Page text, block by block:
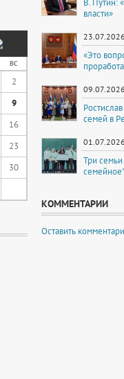
ВС
2
9
16
23
30
В. Путин:
власти»
23.07.2026
«Это
09.07.2026
семей в
01.07.2026
Три
семейное"
КОММЕНТАРИИ
Оставить